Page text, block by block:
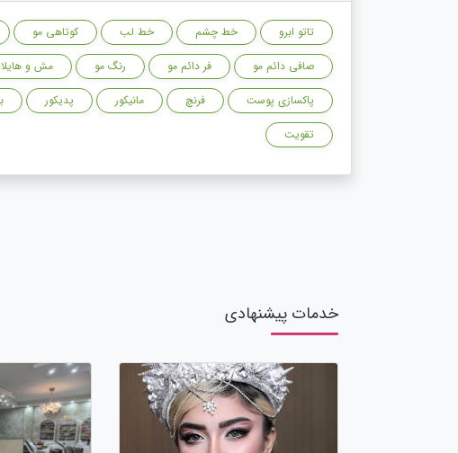
تاتو ابرو خط چشم خط لب کوتاهی مو
صافی دائم مو
فر دائم مو رنگ مو مش و
پاکسازی پوست
فرنچ مانیکور پدیکور
تقویت
خدمات پیشنهادی